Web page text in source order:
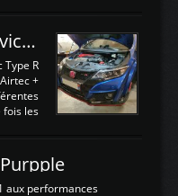
de la large bande
sweeney deepfake
sera connectée sur
et GndAN pour
car l'information est une
variable d'un
le ...
Préparation Honda Civic Type R FK2
Type R
+
fois les
ou le
Une
aux performances